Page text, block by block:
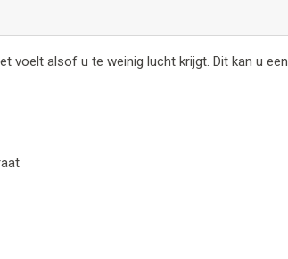
voelt alsof u te weinig lucht krijgt. Dit kan u een